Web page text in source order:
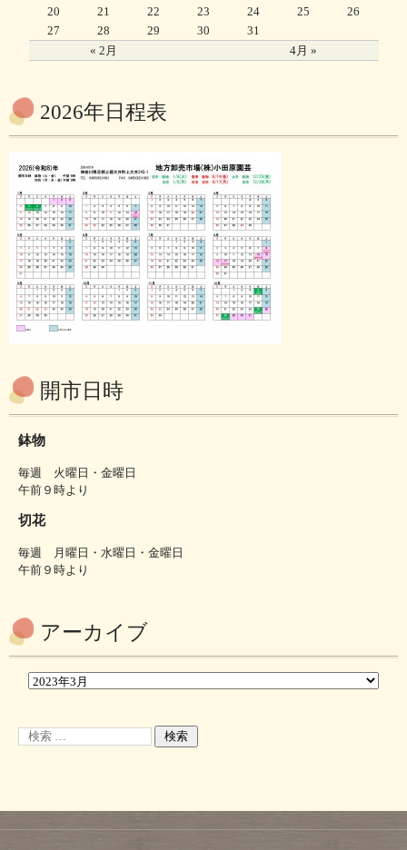
« 2月 4月 »
20
21 22 23 24 25
26
27
28 29 30 31
2026年日程表
開市日時
鉢物
毎週 火曜日・金曜日
午前９時より
切花
毎週 月曜日・水曜日・金曜日
午前９時より
アーカイブ